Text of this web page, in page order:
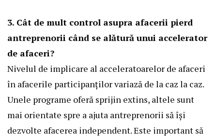
3. Cât de mult control asupra afacerii pierd
antreprenorii când se alătură unui accelerator
de afaceri?
Nivelul de implicare al acceleratoarelor de afaceri
în afacerile participanților variază de la caz la caz.
Unele programe oferă sprijin extins, altele sunt
mai orientate spre a ajuta antreprenorii să își
dezvolte afacerea independent. Este important să